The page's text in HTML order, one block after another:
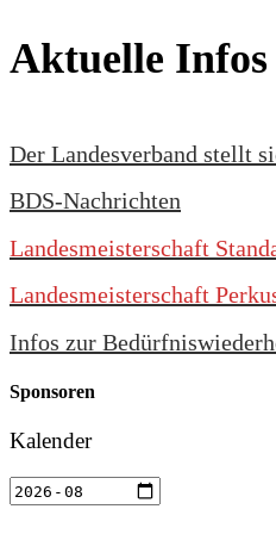
Aktuelle Infos
Der Landesverband stellt
BDS-Nachrichten
Landesmeisterschaft
Landesmeisterschaft
Infos zur
Sponsoren
Kalender